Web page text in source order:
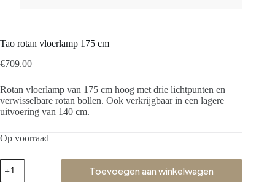
Tao rotan vloerlamp 175 cm
€709.00
Rotan vloerlamp van 175 cm hoog met drie lichtpunten en
verwisselbare rotan bollen. Ook verkrijgbaar in een lagere
uitvoering van 140 cm.
Op voorraad
Toevoegen aan winkelwagen